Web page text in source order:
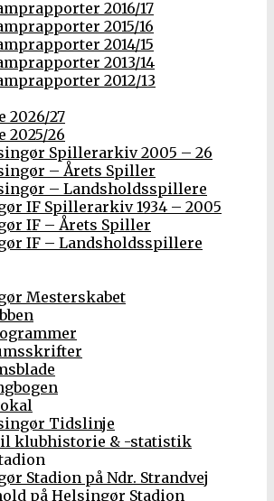
2016/17
2015/16
2014/15
2013/14
2012/13
2026/27
2025/26
Spillerarkiv 2005 – 26
– Årets Spiller
– Landsholdsspillere
IF Spillerarkiv 1934 – 2005
IF – Årets Spiller
IF – Landsholdsspillere
Mesterskabet
Tidslinje
klubhistorie & -statistik
Stadion på Ndr. Strandvej
på Helsingør Stadion